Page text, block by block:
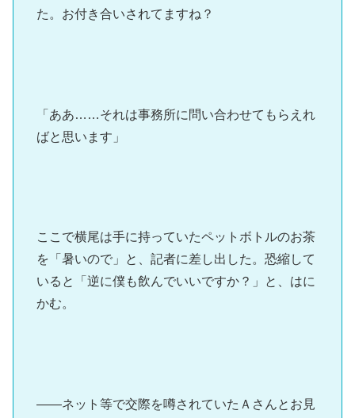
た。お付き合いされてますね？
「ああ……それは事務所に問い合わせてもらえれ
ばと思います」
ここで横尾は手に持っていたペットボトルのお茶
を「暑いので」と、記者に差し出した。恐縮して
いると「逆に僕も飲んでいいですか？」と、はに
かむ。
――ネット等で交際を噂されていたＡさんとお見